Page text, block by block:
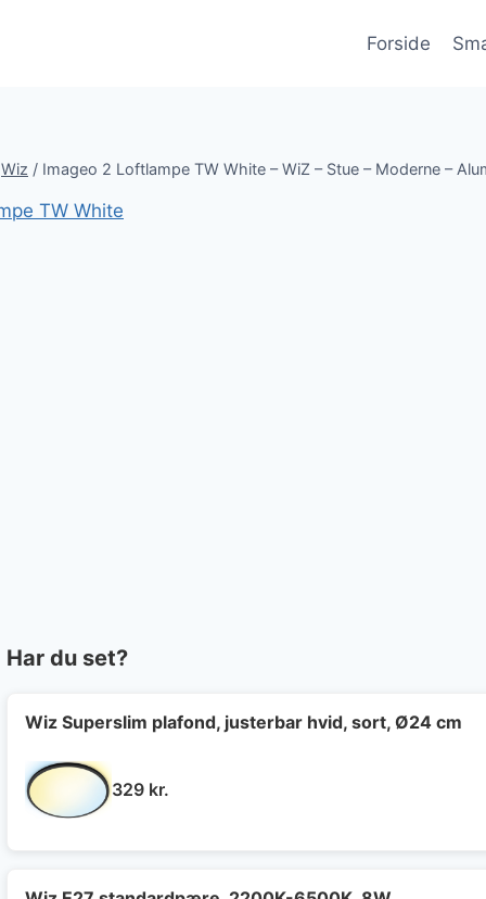
Forside
Wiz / Imageo 2 Loftlampe TW White – WiZ – Stue – Moderne –
Har du set?
Wiz Superslim plafond, justerbar hvid, sort, Ø24 cm
329 kr.